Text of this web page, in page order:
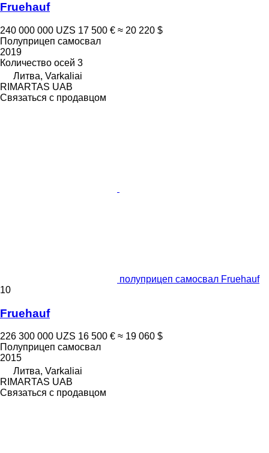
Fruehauf
240 000 000 UZS 17 500 € ≈ 20 220 $
Полуприцеп самосвал
2019
Количество осей 3
Литва, Varkaliai
RIMARTAS UAB
Связаться с продавцом
полуприцеп самосвал Fruehauf
10
Fruehauf
226 300 000 UZS 16 500 € ≈ 19 060 $
Полуприцеп самосвал
2015
Литва, Varkaliai
RIMARTAS UAB
Связаться с продавцом